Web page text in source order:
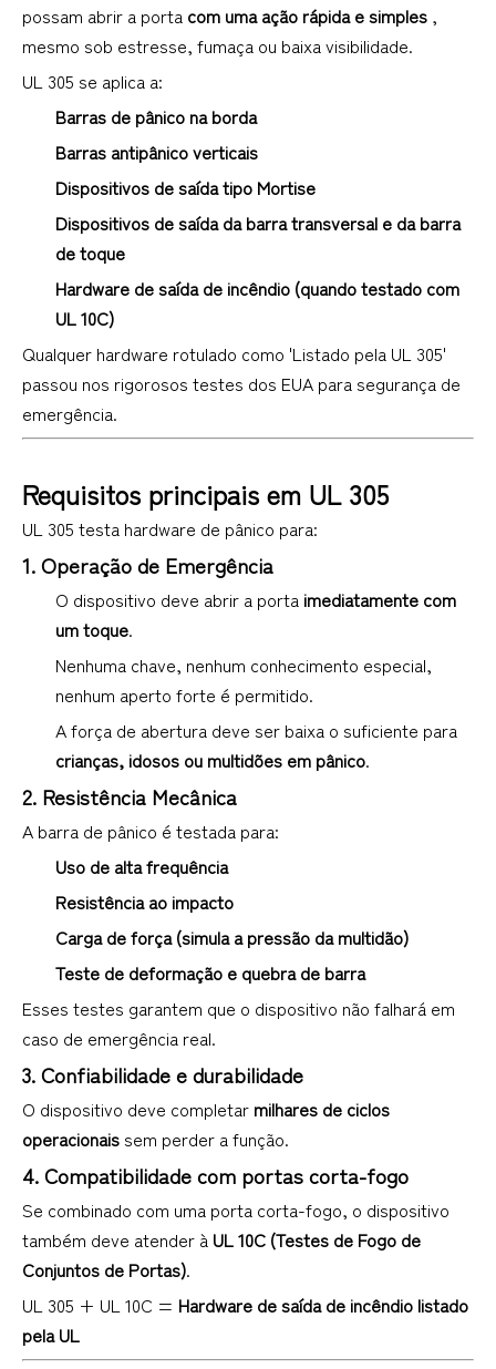
possam abrir a porta com uma ação rápida e simples ,
mesmo sob estresse, fumaça ou baixa visibilidade.
UL 305 se aplica a:
Barras de pânico na borda
Barras antipânico verticais
Dispositivos de saída tipo Mortise
Dispositivos de saída da barra transversal e da barra
de toque
Hardware de saída de incêndio (quando testado com
UL 10C)
Qualquer hardware rotulado como 'Listado pela UL 305'
passou nos rigorosos testes dos EUA para segurança de
emergência.
Requisitos principais em UL 305
UL 305 testa hardware de pânico para:
1. Operação de Emergência
O dispositivo deve abrir a porta imediatamente com
um toque.
Nenhuma chave, nenhum conhecimento especial,
nenhum aperto forte é permitido.
A força de abertura deve ser baixa o suficiente para
crianças, idosos ou multidões em pânico.
2. Resistência Mecânica
A barra de pânico é testada para:
Uso de alta frequência
Resistência ao impacto
Carga de força (simula a pressão da multidão)
Teste de deformação e quebra de barra
Esses testes garantem que o dispositivo não falhará em
caso de emergência real.
3. Confiabilidade e durabilidade
O dispositivo deve completar milhares de ciclos
operacionaissem perder a função.
4. Compatibilidade com portas corta-fogo
Se combinado com uma porta corta-fogo, o dispositivo
também deve atender à UL 10C (Testes de Fogo de
Conjuntos de Portas).
UL 305 + UL 10C = Hardware de saída de incêndio listado
pela UL